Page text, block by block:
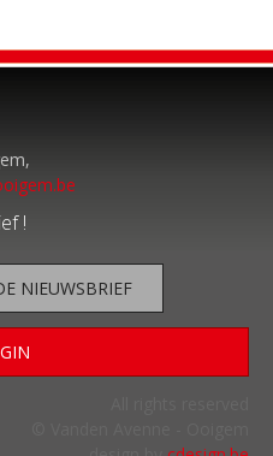
!
NIEUWSBRIEF